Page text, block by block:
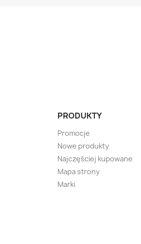
PRODUKTY
Promocje
Nowe produkty
Najczęściej kupowane
Mapa strony
Marki